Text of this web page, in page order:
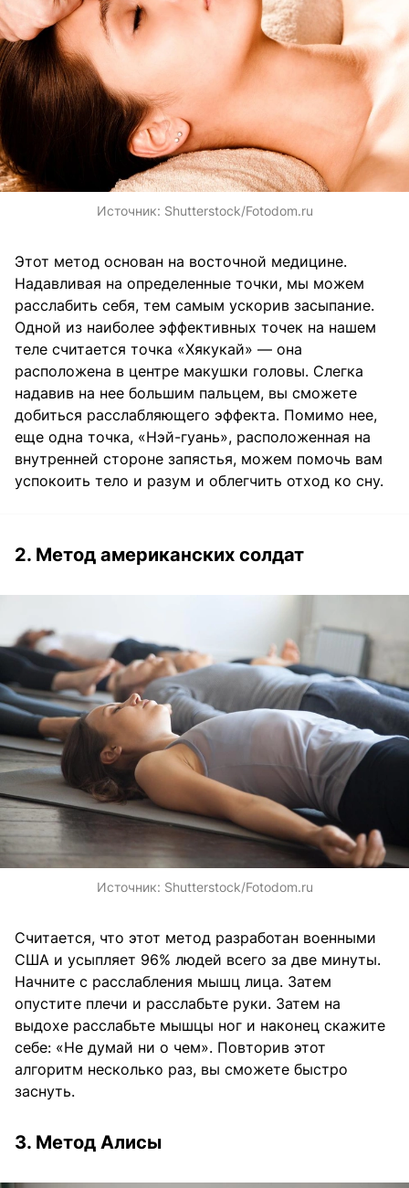
Источник: Shutterstock/Fotodom.ru
Этот метод основан на восточной медицине.
Надавливая на определенные точки, мы можем
расслабить себя, тем самым ускорив засыпание.
Одной из наиболее эффективных точек на нашем
теле считается точка «Хякукай» — она
расположена в центре макушки головы. Слегка
надавив на нее большим пальцем, вы сможете
добиться расслабляющего эффекта. Помимо нее,
еще одна точка, «Нэй-гуань», расположенная на
внутренней стороне запястья, можем помочь вам
успокоить тело и разум и облегчить отход ко сну.
2. Метод американских солдат
Источник: Shutterstock/Fotodom.ru
Считается, что этот метод разработан военными
США и усыпляет 96% людей всего за две минуты.
Начните с расслабления мышц лица. Затем
опустите плечи и расслабьте руки. Затем на
выдохе расслабьте мышцы ног и наконец скажите
себе: «Не думай ни о чем». Повторив этот
алгоритм несколько раз, вы сможете быстро
заснуть.
3. Метод Алисы